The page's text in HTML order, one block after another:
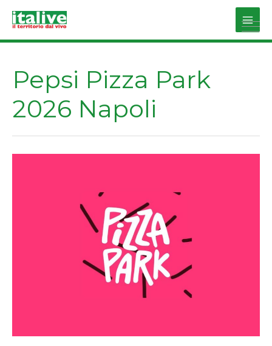
Main
Pepsi Pizza Park
2026 Napoli